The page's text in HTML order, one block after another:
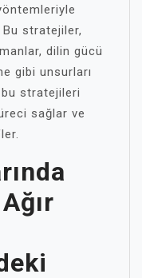
Bu stratejiler,
dilin gücü
gibi unsurları
stratejileri
sağlar ve